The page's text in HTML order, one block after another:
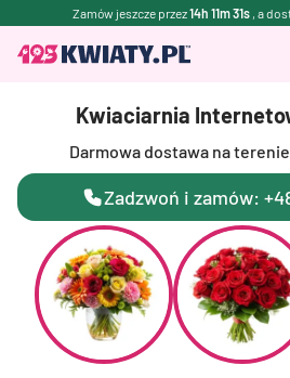
Zamów jeszcze przez14h 11m 30s, a
Kwiaciarnia
Darmowa dostawa na
Zadzwoń i zamów: